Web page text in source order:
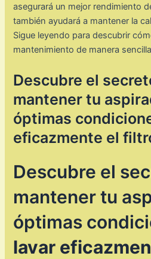
asegurará un mejor rendimiento
también ayudará a mantener la
Sigue leyendo para descubrir
mantenimiento de manera
Descubre el
mantener tu
óptimas
eficazmente el
Descubre el
mantener tu
óptimas
lavar